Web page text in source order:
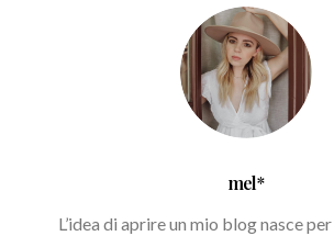
mel*
L’idea di aprire un mio blog nasce